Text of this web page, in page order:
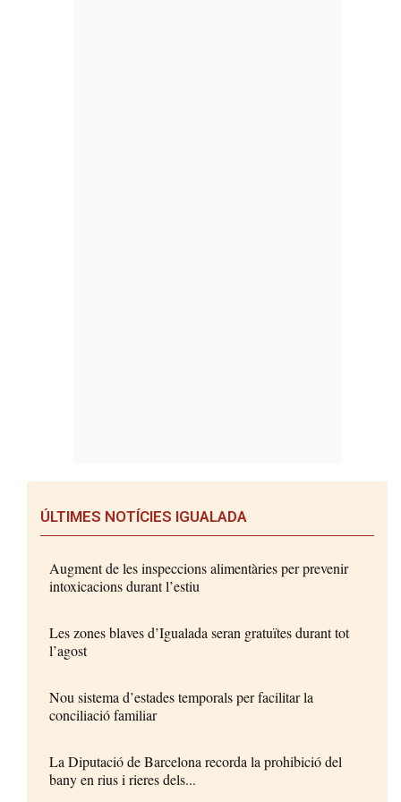
ÚLTIMES NOTÍCIES IGUALADA
Augment de les inspeccions alimentàries per prevenir
intoxicacions durant l’estiu
Les zones blaves d’Igualada seran gratuïtes durant tot
l’agost
Nou sistema d’estades temporals per facilitar la
conciliació familiar
La Diputació de Barcelona recorda la prohibició del
bany en rius i rieres dels...